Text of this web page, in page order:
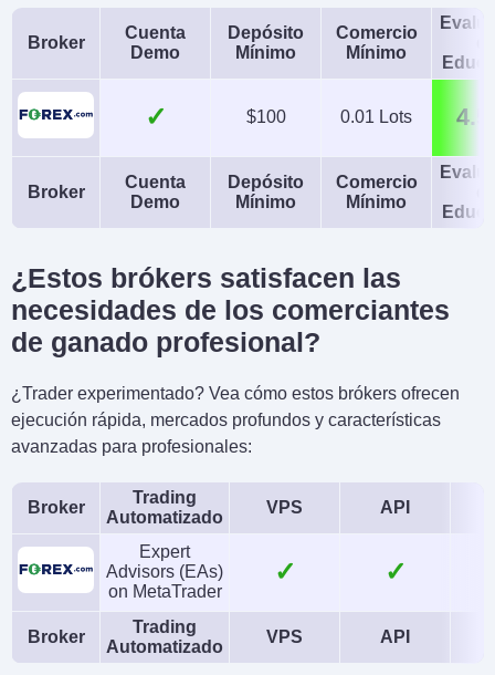
Broker
Cuenta
Demo
Depósito
Mínimo
Comercio
Mínimo
✓ $100 0.01 Lots 4.5
Broker
Cuenta
Demo
Depósito
Mínimo
Comercio
Mínimo
¿Estos brókers satisfacen las
necesidades de los comerciantes
de ganado profesional?
¿Trader experimentado? Vea cómo estos brókers ofrecen
ejecución rápida, mercados profundos y características
avanzadas para profesionales:
Broker
Trading
Automatizado
VPS API
Expert
Advisors (EAs)
on MetaTrader
✓ ✓
Broker
Trading
Automatizado
VPS API